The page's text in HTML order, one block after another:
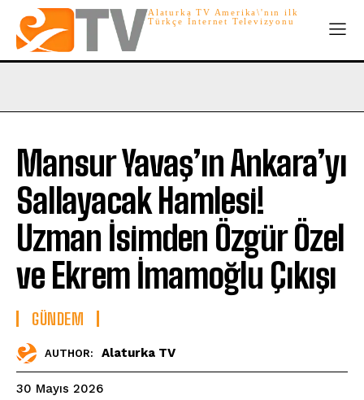
Alaturka TV Amerika\'nın ilk
Türkçe İnternet Televizyonu
Mansur Yavaş’ın Ankara’yı
Sallayacak Hamlesi!
Uzman İsimden Özgür Özel
ve Ekrem İmamoğlu Çıkışı
GÜNDEM
AUTHOR: Alaturka TV
30 Mayıs 2026